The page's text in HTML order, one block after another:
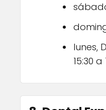
lunes,
15:30 a